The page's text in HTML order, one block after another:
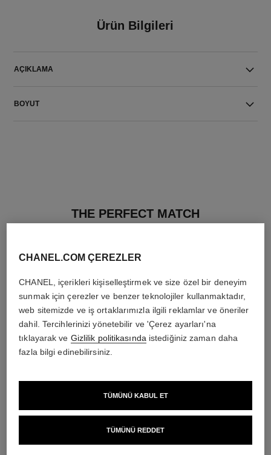
Ürün Bilgileri
AÇIKLAMA
BOYUT
THE PERFECT MATCH
coco mademoiselle
5 400 try*
coco mademoiselle
6 900 try*
CHANEL.COM ÇEREZLER
CHANEL, içerikleri kişiselleştirmek ve size özel bir deneyim
sunmak için çerezler ve benzer teknolojiler kullanmaktadır,
web sitemizde ve iş ortaklarımızla ilgili reklamlar ve öneriler
dahil. Tercihlerinizi yönetebilir ve 'Çerez ayarları'na
tıklayarak ve Gizlilik politikasında istediğiniz zaman daha
fazla bilgi edinebilirsiniz.
TÜMÜNÜ REDDET
TÜMÜNÜ KABUL ET